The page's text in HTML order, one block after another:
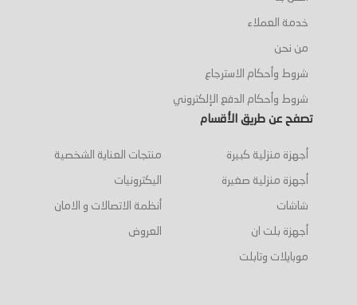
خدمة العملاء
من نحن
شروط وأحكام الاسترجاع
شروط وأحكام الدفع الإلكتروني
تصفح عن طريق الأقسام
أجهزة منزلية كبيرة
أجهزة منزلية صغيرة
شاشات
أجهزة بلت ان
موبايلات وتابلت
منتجات العناية الشخصية
اليكترونيات
أنظمة الاتصالات و الامان
العروض